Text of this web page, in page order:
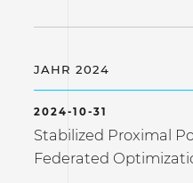
JAHR 2024
2024-10-31
Stabilized Proximal
Federated